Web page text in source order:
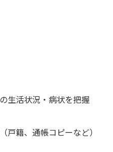
生活状況・病状を把握
戸籍、通帳コピーなど）